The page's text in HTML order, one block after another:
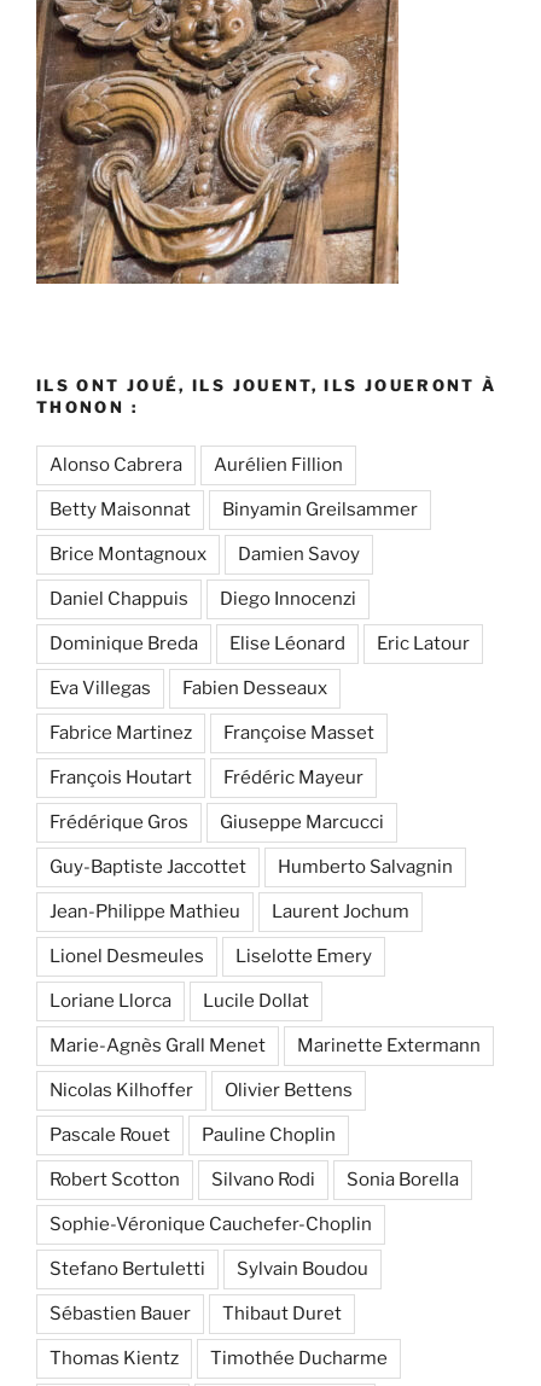
ILS ONT JOUÉ, ILS JOUENT, ILS JOUERONT À
THONON :
Alonso Cabrera Aurélien Fillion
Betty Maisonnat Binyamin Greilsammer
Brice Montagnoux Damien Savoy
Daniel Chappuis Diego Innocenzi
Dominique Breda Elise Léonard Eric Latour
Eva Villegas Fabien Desseaux
Fabrice Martinez Françoise Masset
François Houtart Frédéric Mayeur
Frédérique Gros Giuseppe Marcucci
Guy-Baptiste Jaccottet Humberto Salvagnin
Jean-Philippe Mathieu Laurent Jochum
Lionel Desmeules Liselotte Emery
Loriane Llorca Lucile Dollat
Marie-Agnès Grall Menet Marinette Extermann
Nicolas Kilhoffer Olivier Bettens
Pascale Rouet Pauline Choplin
Robert Scotton Silvano Rodi Sonia Borella
Sophie-Véronique Cauchefer-Choplin
Stefano Bertuletti Sylvain Boudou
Sébastien Bauer Thibaut Duret
Thomas Kientz Timothée Ducharme